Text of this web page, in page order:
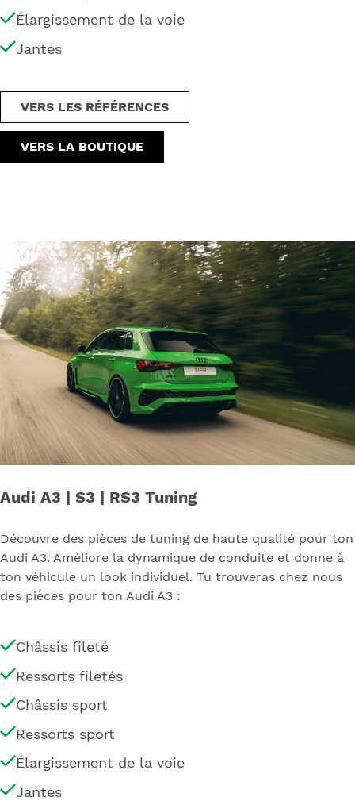
Élargissement de la voie
Jantes
VERS LES RÉFÉRENCES
VERS LA BOUTIQUE
Audi A3 | S3 | RS3 Tuning
Découvre des pièces de tuning de haute qualité pour ton
Audi A3. Améliore la dynamique de conduite et donne à
ton véhicule un look individuel. Tu trouveras chez nous
des pièces pour ton Audi A3 :
Châssis fileté
Ressorts filetés
Châssis sport
Ressorts sport
Élargissement de la voie
Jantes